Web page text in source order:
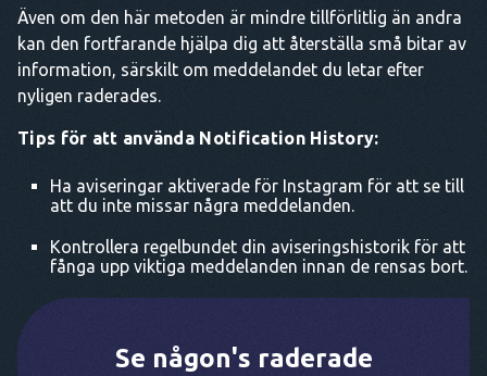
Även om den här metoden är mindre tillförlitlig än andra
kan den fortfarande hjälpa dig att återställa små bitar av
information, särskilt om meddelandet du letar efter
nyligen raderades.
Tips för att använda Notification History:
Ha aviseringar aktiverade för Instagram för att se till
att du inte missar några meddelanden.
Kontrollera regelbundet din aviseringshistorik för att
fånga upp viktiga meddelanden innan de rensas bort.
Se någon's raderade